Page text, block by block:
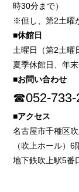
時30分まで）
※但し、第2土曜
■休館日
土曜日（第2土曜
夏季休館日、年
■お問い合わせ
☎052-733-
■アクセス
名古屋市千種区
（吹上ホール）6
地下鉄吹上駅5番